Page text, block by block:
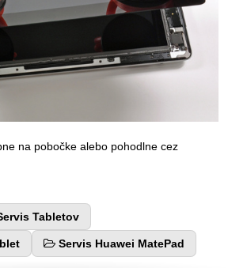
na pobočke alebo pohodlne cez
Tabletov
Servis Huawei MatePad